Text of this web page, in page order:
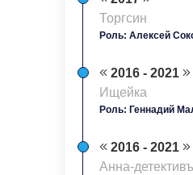
Торгсин
Роль: Алексей
2016 - 2021
Ищейка
Роль: Геннадий
2016 - 2021
Анна-детективъ